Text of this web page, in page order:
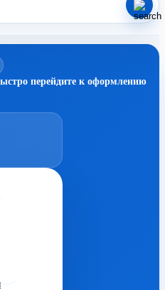
перейдите к оформлению